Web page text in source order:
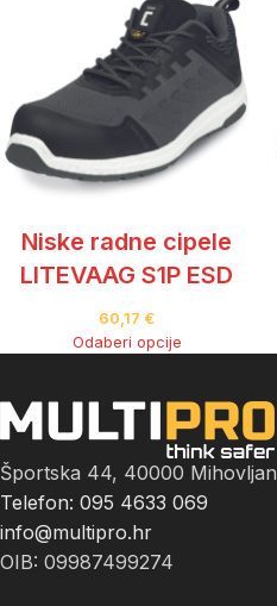
Niske radne cipele
LITEVAAG S1P ESD
60,17 €
Odaberi opcije
Športska 44, 40000 Mihovljan
Telefon: 095 4633 069
info@multipro.hr
OIB: 09987499274